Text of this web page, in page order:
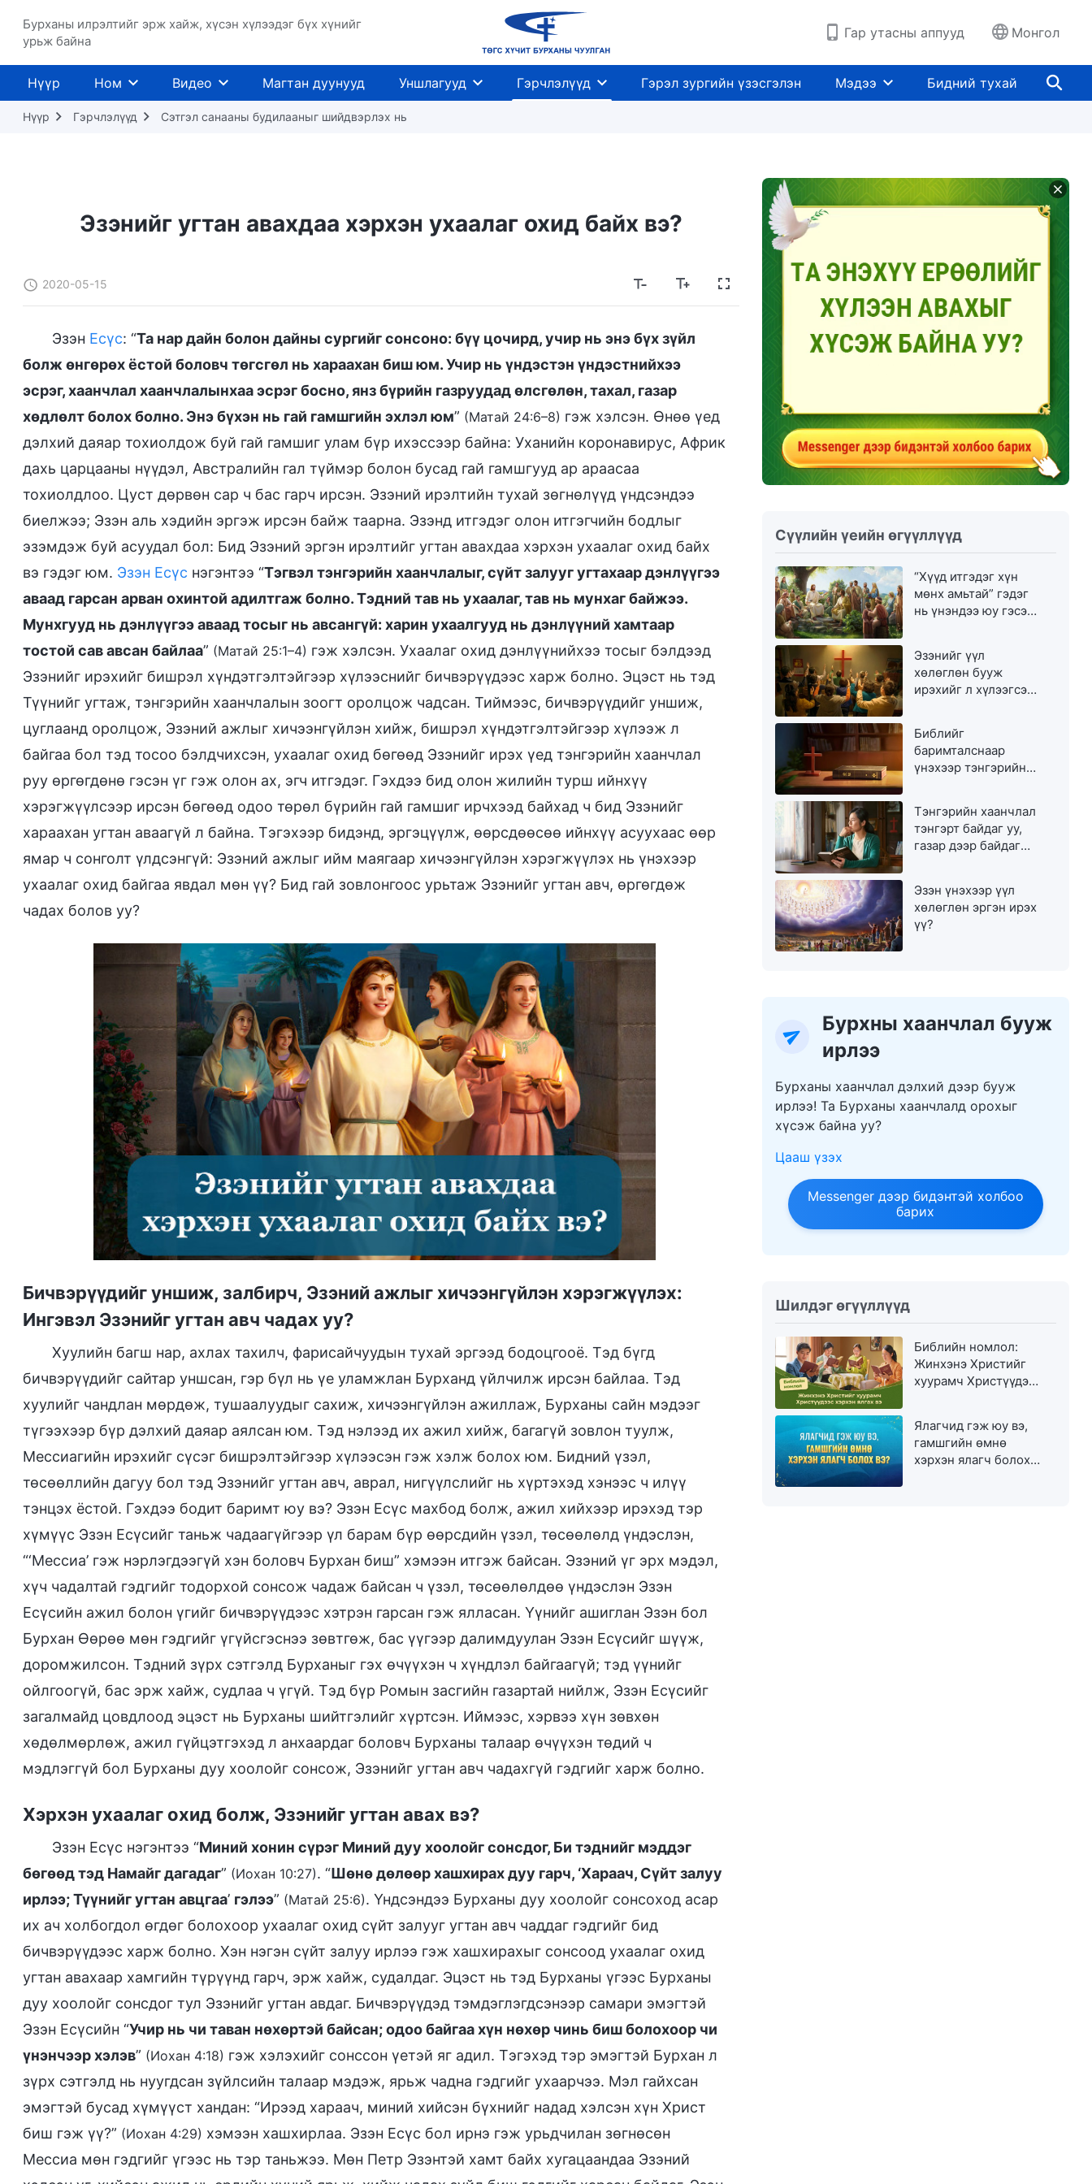
Бурханы илрэлтийг эрж хайж, хүсэн хүлээдэг бүх хүнийг
урьж байна
Гар утасны аппууд Монгол
Нүүр Ном Видео Магтан дуунууд Уншлагууд Гэрчлэлүүд Гэрэл зургийн үзэсгэлэн Мэдээ Бидний тухай
Нүүр Гэрчлэлүүд Сэтгэл санааны будилааныг шийдвэрлэх нь
Эзэнийг угтан авахдаа хэрхэн ухаалаг охид байх вэ?
2020-05-15
Эзэн Есүс: “Та нар дайн болон дайны сургийг сонсоно: бүү цочирд, учир нь энэ бүх зүйл
болж өнгөрөх ёстой боловч төгсгөл нь хараахан биш юм. Учир нь үндэстэн үндэстнийхээ
эсрэг, хаанчлал хаанчлалынхаа эсрэг босно, янз бүрийн газруудад өлсгөлөн, тахал, газар
хөдлөлт болох болно. Энэ бүхэн нь гай гамшгийн эхлэл юм” (Матай 24:6–8) гэж хэлсэн. Өнөө үед
дэлхий даяар тохиолдож буй гай гамшиг улам бүр ихэссээр байна: Уханийн коронавирус, Африк
дахь царцааны нүүдэл, Австралийн гал түймэр болон бусад гай гамшгууд ар араасаа
тохиолдлоо. Цуст дөрвөн сар ч бас гарч ирсэн. Эзэний ирэлтийн тухай зөгнөлүүд үндсэндээ
биелжээ; Эзэн аль хэдийн эргэж ирсэн байж таарна. Эзэнд итгэдэг олон итгэгчийн бодлыг
эзэмдэж буй асуудал бол: Бид Эзэний эргэн ирэлтийг угтан авахдаа хэрхэн ухаалаг охид байх
вэ гэдэг юм. Эзэн Есүс нэгэнтээ “Тэгвэл тэнгэрийн хаанчлалыг, сүйт залууг угтахаар дэнлүүгээ
аваад гарсан арван охинтой адилтгаж болно. Тэдний тав нь ухаалаг, тав нь мунхаг байжээ.
Мунхгууд нь дэнлүүгээ аваад тосыг нь авсангүй: харин ухаалгууд нь дэнлүүний хамтаар
тостой сав авсан байлаа” (Матай 25:1–4) гэж хэлсэн. Ухаалаг охид дэнлүүнийхээ тосыг бэлдээд
Эзэнийг ирэхийг бишрэл хүндэтгэлтэйгээр хүлээснийг бичвэрүүдээс харж болно. Эцэст нь тэд
Түүнийг угтаж, тэнгэрийн хаанчлалын зоогт оролцож чадсан. Тиймээс, бичвэрүүдийг уншиж,
цуглаанд оролцож, Эзэний ажлыг хичээнгүйлэн хийж, бишрэл хүндэтгэлтэйгээр хүлээж л
байгаа бол тэд тосоо бэлдчихсэн, ухаалаг охид бөгөөд Эзэнийг ирэх үед тэнгэрийн хаанчлал
руу өргөгдөнө гэсэн үг гэж олон ах, эгч итгэдэг. Гэхдээ бид олон жилийн турш ийнхүү
хэрэгжүүлсээр ирсэн бөгөөд одоо төрөл бүрийн гай гамшиг ирчхээд байхад ч бид Эзэнийг
хараахан угтан аваагүй л байна. Тэгэхээр бидэнд, эргэцүүлж, өөрсдөөсөө ийнхүү асуухаас өөр
ямар ч сонголт үлдсэнгүй: Эзэний ажлыг ийм маягаар хичээнгүйлэн хэрэгжүүлэх нь үнэхээр
ухаалаг охид байгаа явдал мөн үү? Бид гай зовлонгоос урьтаж Эзэнийг угтан авч, өргөгдөж
чадах болов уу?
Бичвэрүүдийг уншиж, залбирч, Эзэний ажлыг хичээнгүйлэн хэрэгжүүлэх:
Ингэвэл Эзэнийг угтан авч чадах уу?
Хуулийн багш нар, ахлах тахилч, фарисайчуудын тухай эргээд бодоцгооё. Тэд бүгд
бичвэрүүдийг сайтар уншсан, гэр бүл нь үе уламжлан Бурханд үйлчилж ирсэн байлаа. Тэд
хуулийг чандлан мөрдөж, тушаалуудыг сахиж, хичээнгүйлэн ажиллаж, Бурханы сайн мэдээг
түгээхээр бүр дэлхий даяар аялсан юм. Тэд нэлээд их ажил хийж, багагүй зовлон туулж,
Мессиагийн ирэхийг сүсэг бишрэлтэйгээр хүлээсэн гэж хэлж болох юм. Бидний үзэл,
төсөөллийн дагуу бол тэд Эзэнийг угтан авч, аврал, нигүүлслийг нь хүртэхэд хэнээс ч илүү
тэнцэх ёстой. Гэхдээ бодит баримт юу вэ? Эзэн Есүс махбод болж, ажил хийхээр ирэхэд тэр
хүмүүс Эзэн Есүсийг таньж чадаагүйгээр үл барам бүр өөрсдийн үзэл, төсөөлөлд үндэслэн,
“‘Мессиа’ гэж нэрлэгдээгүй хэн боловч Бурхан биш” хэмээн итгэж байсан. Эзэний үг эрх мэдэл,
хүч чадалтай гэдгийг тодорхой сонсож чадаж байсан ч үзэл, төсөөлөлдөө үндэслэн Эзэн
Есүсийн ажил болон үгийг бичвэрүүдээс хэтрэн гарсан гэж ялласан. Үүнийг ашиглан Эзэн бол
Бурхан Өөрөө мөн гэдгийг үгүйсгэснээ зөвтгөж, бас үүгээр далимдуулан Эзэн Есүсийг шүүж,
доромжилсон. Тэдний зүрх сэтгэлд Бурханыг гэх өчүүхэн ч хүндлэл байгаагүй; тэд үүнийг
ойлгоогүй, бас эрж хайж, судлаа ч үгүй. Тэд бүр Ромын засгийн газартай нийлж, Эзэн Есүсийг
загалмайд цовдлоод эцэст нь Бурханы шийтгэлийг хүртсэн. Иймээс, хэрвээ хүн зөвхөн
хөдөлмөрлөж, ажил гүйцэтгэхэд л анхаардаг боловч Бурханы талаар өчүүхэн төдий ч
мэдлэггүй бол Бурханы дуу хоолойг сонсож, Эзэнийг угтан авч чадахгүй гэдгийг харж болно.
Хэрхэн ухаалаг охид болж, Эзэнийг угтан авах вэ?
Эзэн Есүс нэгэнтээ “Миний хонин сүрэг Миний дуу хоолойг сонсдог, Би тэднийг мэддэг
бөгөөд тэд Намайг дагадаг” (Иохан 10:27). “Шөнө дөлөөр хашхирах дуу гарч, ‘Хараач, Сүйт залуу
ирлээ; Түүнийг угтан авцгаа’ гэлээ” (Матай 25:6). Үндсэндээ Бурханы дуу хоолойг сонсоход асар
их ач холбогдол өгдөг болохоор ухаалаг охид сүйт залууг угтан авч чаддаг гэдгийг бид
бичвэрүүдээс харж болно. Хэн нэгэн сүйт залуу ирлээ гэж хашхирахыг сонсоод ухаалаг охид
угтан авахаар хамгийн түрүүнд гарч, эрж хайж, судалдаг. Эцэст нь тэд Бурханы үгээс Бурханы
дуу хоолойг сонсдог тул Эзэнийг угтан авдаг. Бичвэрүүдэд тэмдэглэгдсэнээр самари эмэгтэй
Эзэн Есүсийн “Учир нь чи таван нөхөртэй байсан; одоо байгаа хүн нөхөр чинь биш болохоор чи
үнэнчээр хэлэв” (Иохан 4:18) гэж хэлэхийг сонссон үетэй яг адил. Тэгэхэд тэр эмэгтэй Бурхан л
зүрх сэтгэлд нь нуугдсан зүйлсийн талаар мэдэж, ярьж чадна гэдгийг ухаарчээ. Мэл гайхсан
эмэгтэй бусад хүмүүст хандан: “Ирээд хараач, миний хийсэн бүхнийг надад хэлсэн хүн Христ
биш гэж үү?” (Иохан 4:29) хэмээн хашхирлаа. Эзэн Есүс бол ирнэ гэж урьдчилан зөгнөсөн
Мессиа мөн гэдгийг үгээс нь тэр таньжээ. Мөн Петр Эзэнтэй хамт байх хугацаандаа Эзэний
Сүүлийн үеийн өгүүллүүд
“Хүүд итгэдэг хүн
мөнх амьтай” гэдэг
нь үнэндээ юу гэсэн
Эзэнийг үүл
хөлөглөн бууж
ирэхийг л хүлээгсэд
Библийг
баримталснаар
үнэхээр тэнгэрийн
Тэнгэрийн хаанчлал
тэнгэрт байдаг уу,
газар дээр байдаг
Эзэн үнэхээр үүл
хөлөглөн эргэн ирэх
үү?
Бурхны хаанчлал бууж
ирлээ
Бурханы хаанчлал дэлхий дээр бууж
ирлээ! Та Бурханы хаанчлалд орохыг
хүсэж байна уу?
Цааш үзэх
Messenger дээр бидэнтэй холбоо
барих
Шилдэг өгүүллүүд
Библийн номлол:
Жинхэнэ Христийг
хуурамч Христүүдээс
Ялагчид гэж юу вэ,
гамшгийн өмнө
хэрхэн ялагч болох